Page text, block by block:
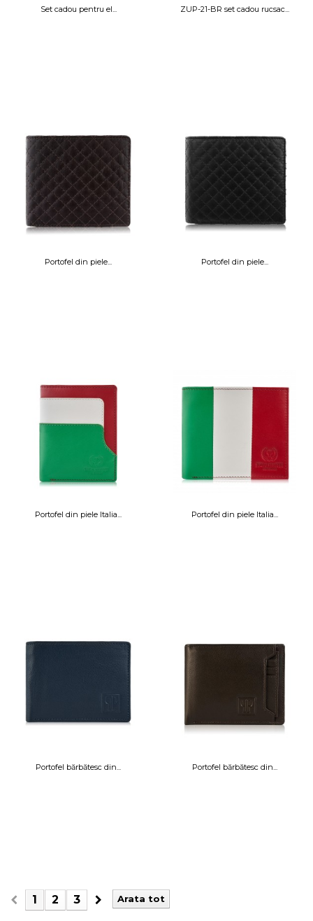
Set cadou pentru el... ZUP-21-BR set cadou rucsac...
Portofel din piele... Portofel din piele...
Portofel din piele Italia... Portofel din piele Italia...
Portofel bărbătesc din... Portofel bărbătesc din...
Arata tot
1 2 3